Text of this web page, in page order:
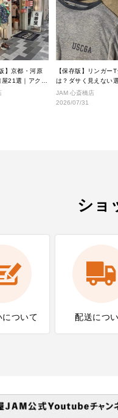
】京都・河原
21選｜アクセ
べきショップ
【保存版】リンガーT
は？ダサく見えない
こなし完全ガイド
JAM 心斎橋店
2026/07/31
ショ
ついて 配送につ